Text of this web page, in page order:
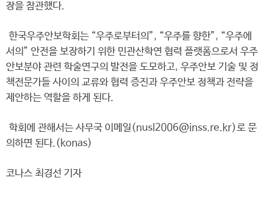
장을 참관했다.
한국우주안보학회는 “우주로부터의”, “우주를 향한”, “우주에
서의” 안전을 보장하기 위한 민관산학연 협력 플랫폼으로서 우주
안보분야 관련 학술연구의 발전을 도모하고, 우주안보 기술 및 정
책전문가들 사이의 교류와 협력 증진과 우주안보 정책과 전략을
제안하는 역할을 하게 된다.
학회에 관해서는 사무국 이메일(nusl2006@inss.re.kr)로 문
의하면 된다.(konas)
코나스 최경선 기자